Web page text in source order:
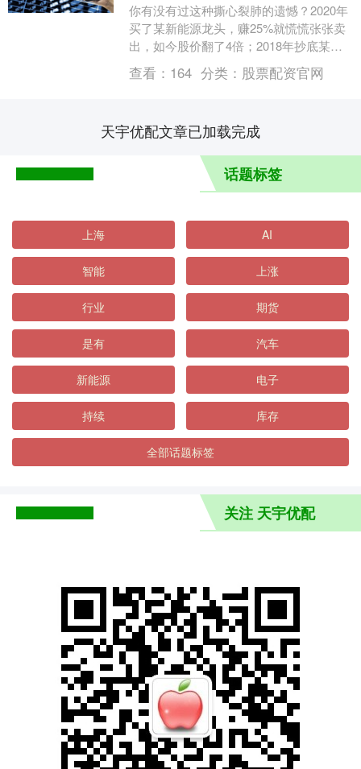
你有没有过这种撕心裂肺的遗憾？2020年
买了某新能源龙头，赚25%就慌慌张张卖
出，如今股价翻了4倍；2018年抄底某消
费白马，扛不住3个月回调割肉离场，后来
它用....
查看： 164 分类： 股票配资官网
天宇优配文章已加载完成
话题标签
上海 AI
智能 上涨
行业 期货
是有 汽车
新能源 电子
持续 库存
全部话题标签
关注 天宇优配